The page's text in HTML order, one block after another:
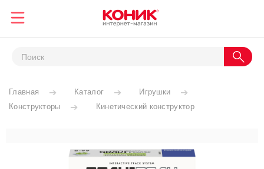
Главная Каталог
Игрушки
Конструкторы
Кинетический конструктор